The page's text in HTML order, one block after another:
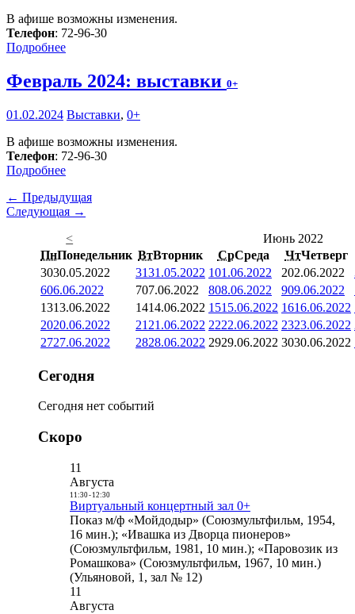
В афише возможны изменения.
Телефон: 72-96-30
Подробнее
Февраль 2024: выставки 0+
01.02.2024 Выставки, 0+
В афише возможны изменения.
Телефон: 72-96-30
Подробнее
← Предыдущая
Следующая →
<
Июнь 2022
ПнПонедельник ВтВторник СрСреда ЧтЧетверг
3030.05.2022 3131.05.2022 101.06.2022 202.06.2022
606.06.2022 707.06.2022 808.06.2022 909.06.2022
1313.06.2022 1414.06.2022 1515.06.2022 1616.06.2022
2020.06.2022 21 21.06.2022 2222.06.2022 2323.06.2022
2727.06.2022 2828.06.2022 2929.06.2022 3030.06.2022
Сегодня
Сегодня нет событий
Скоро
11
Августа
11:30- 12:30
Виртуальный концертный зал 0+
Показ м/ф «Мойдодыр» (Союзмультфильм, 1954,
16 мин.); «Ивашка из Дворца пионеров»
(Союзмультфильм, 1981, 10 мин.); «Паровозик из
Ромашкова» (Союзмультфильм, 1967, 10 мин.)
(Ульяновой, 1, зал № 12)
11
Августа